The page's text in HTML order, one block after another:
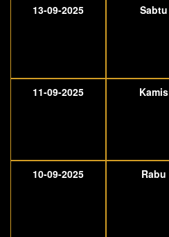
13-09-2025
Sabtu
11-09-2025
Kamis
10-09-2025
Rabu